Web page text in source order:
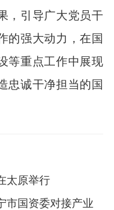
，引导广大党员干
的强大动力，在国
等重点工作中展现
忠诚干净担当的国
太原举行
市国资委对接产业